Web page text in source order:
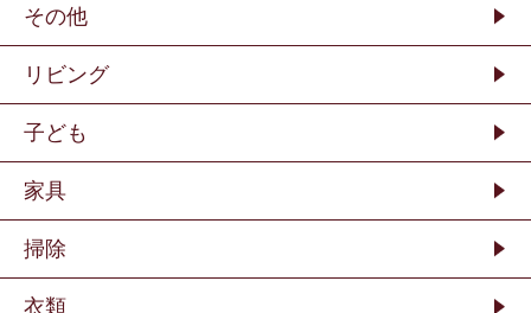
その他
リビング
子ども
家具
掃除
衣類